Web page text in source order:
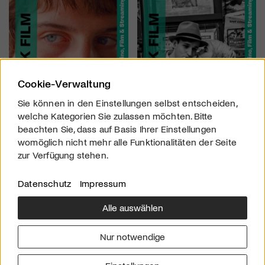
Über uns
Downloads
Werben
Impressum
Cookie-Verwaltung
Sie können in den Einstellungen selbst entscheiden,
welche Kategorien Sie zulassen möchten. Bitte
beachten Sie, dass auf Basis Ihrer Einstellungen
womöglich nicht mehr alle Funktionalitäten der Seite
zur Verfügung stehen.
Datenschutz Impressum
Alle auswählen
Nur notwendige